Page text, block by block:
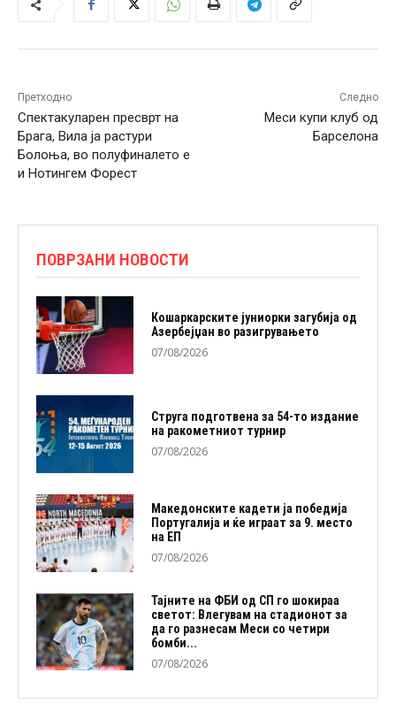
Претходно
Спектакуларен пресврт на
Брага, Вила ја растури
Болоња, во полуфиналето е
и Нотингем Форест
Следно
Меси купи клуб од
Барселона
ПОВРЗАНИ НОВОСТИ
Кошаркарските јуниорки загубија од
Азербејџан во разигрувањето
07/08/2026
Струга подготвена за 54-то издание
на ракометниот турнир
07/08/2026
Македонските кадети ја победија
Португалија и ќе играат за 9. место
на ЕП
07/08/2026
Тајните на ФБИ од СП го шокираа
светот: Влегувам на стадионот за
да го разнесам Меси со четири
бомби...
07/08/2026